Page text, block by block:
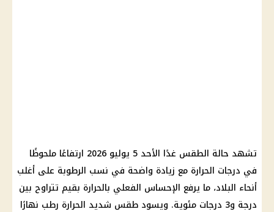
تشهد حالة الطقس غدًا الأحد 5 يوليو 2026 ارتفاعًا ملحوظًا
في درجات الحرارة مع زيادة واضحة في نسب الرطوبة على أغلب
أنحاء البلاد، ما يرفع الإحساس الفعلي بالحرارة بقيم تتراوح بين
درجة و3 درجات مئوية. ويسود طقس شديد الحرارة رطب نهارًا